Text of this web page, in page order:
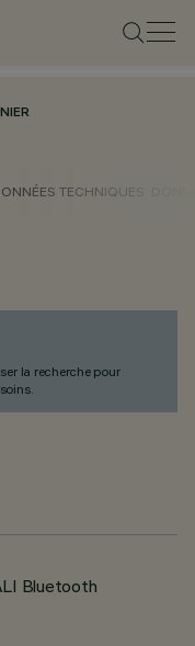
TECHNIQUES
la recherche pour
Bluetooth